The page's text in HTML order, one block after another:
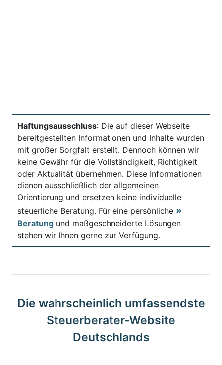
Haftungsausschluss: Die auf dieser Webseite
bereitgestellten Informationen und Inhalte wurden
mit großer Sorgfalt erstellt. Dennoch können wir
keine Gewähr für die Vollständigkeit, Richtigkeit
oder Aktualität übernehmen. Diese Informationen
dienen ausschließlich der allgemeinen
Orientierung und ersetzen keine individuelle
steuerliche Beratung. Für eine persönliche
Beratung und maßgeschneiderte Lösungen
stehen wir Ihnen gerne zur Verfügung.
Die wahrscheinlich umfassendste
Steuerberater-Website
Deutschlands